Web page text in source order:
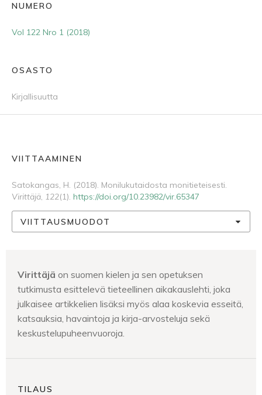
NUMERO
Vol 122 Nro 1 (2018)
OSASTO
Kirjallisuutta
VIITTAAMINEN
Satokangas, H. (2018). Monilukutaidosta monitieteisesti.
Virittäjä, 122(1). https://doi.org/10.23982/vir.65347
VIITTAUSMUODOT
Virittäjä on suomen kielen ja sen opetuksen
tutkimusta esittelevä tieteellinen aikakauslehti, joka
julkaisee artikkelien lisäksi myös alaa koskevia esseitä,
katsauksia, havaintoja ja kirja-arvosteluja sekä
keskustelupuheenvuoroja.
TILAUS